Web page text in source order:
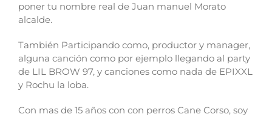
poner tu nombre real de Juan manuel Morato
alcalde.
También Participando como, productor y manager,
alguna canción como por ejemplo llegando al party
de LIL BROW 97, y canciones como nada de EPIXXL
y Rochu la loba.
Con mas de 15 años con con perros Cane Corso, soy